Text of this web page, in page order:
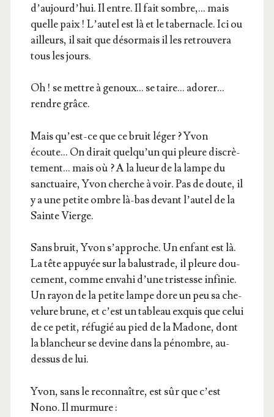
d’aujourd’hui. Il entre. Il fait sombre,… mais
quelle paix ! L’autel est là et le taber­nacle. Ici ou
ailleurs, il sait que désor­mais il les retrou­ve­ra
tous les jours.
Oh ! se mettre à genoux… se taire… ado­rer…
rendre grâce.
Mais qu’est-ce que ce bruit léger ?Yvon
écoute… On dirait quelqu’un qui pleure dis­crè­
te­ment… mais où ? A la lueur de la lampe du
sanc­tuaire, Yvon cherche à voir. Pas de doute, il
y a une petite ombre là-bas devant l’autel de la
Sainte Vierge.
Sans bruit, Yvon s’approche. Un enfant est là.
La tête appuyée sur la balus­trade, il pleure dou­
ce­ment, comme enva­hi d’une tris­tesse infi­nie.
Un rayon de la petite lampe dore un peu sa che­
ve­lure brune, et c’est un tableau exquis que celui
de ce petit, réfu­gié au pied de la Madone, dont
la blan­cheur se devine dans la pénombre, au-
des­sus de lui.
Yvon, sans le recon­naître, est sûr que c’est
Nono. Il murmure :